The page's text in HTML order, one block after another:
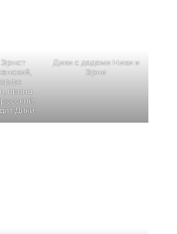
принц
Дики
Дики с дядями Ники и
Эрни